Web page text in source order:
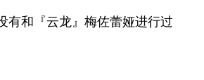
有和『云龙』梅佐蕾娅进行过